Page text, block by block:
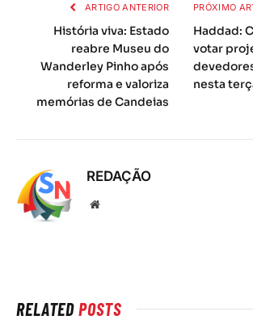
ARTIGO ANTERIOR
História viva: Estado
reabre Museu do
Wanderley Pinho após
reforma e valoriza
memórias de Candeias
PRÓXIMO
Haddad:
votar
nesta
REDAÇÃO
Local
RELATEDPOSTS